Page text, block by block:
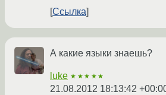
Ссылка
А какие языки знаешь?
luke ★★★★★
21.08.2012 18:13:42